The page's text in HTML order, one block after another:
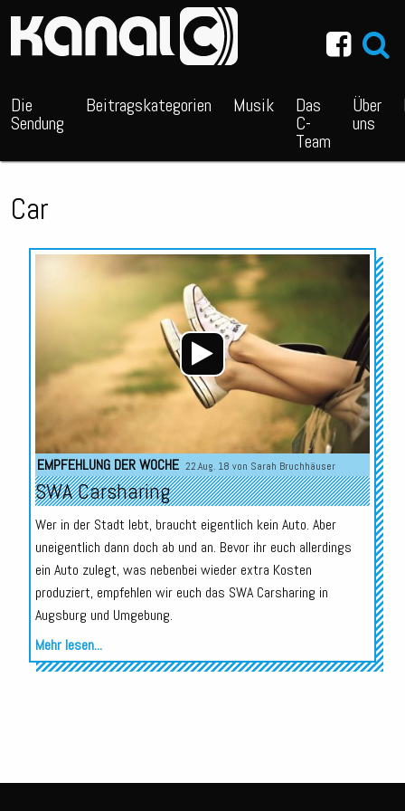
Die
Sendung
Beitragskategorien Musik Das
C-
Team
Über
uns
Car
Audio-
Player
EMPFEHLUNG DER WOCHE 22.Aug. 18 von Sarah Bruchhäuser
SWA Carsharing
Wer in der Stadt lebt, braucht eigentlich kein Auto. Aber
uneigentlich dann doch ab und an. Bevor ihr euch allerdings
ein Auto zulegt, was nebenbei wieder extra Kosten
produziert, empfehlen wir euch das SWA Carsharing in
Augsburg und Umgebung.
Mehr lesen...